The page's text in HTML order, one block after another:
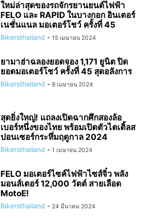
ใหม่ล่าสุดของรถจักรยานยนต์ไฟฟ้า
FELO และ RAPID ในบางกอก อินเตอร์
เนชั่นแนล มอเตอร์โชว์ ครั้งที่ 45
Bikersthailand - 15 เมษายน 2024
ยามาฮ่าฉลองยอดจอง 1,171 ยูนิต ปิด
ยอดมอเตอร์โชว์ ครั้งที่ 45 สุดอลังการ
Bikersthailand - 8 เมษายน 2024
สุดยิ่งใหญ่! แถลงเปิดฉากศึกสองล้อ
เบอร์หนึ่งของไทย พร้อมเปิดตัวไตเติ้ลส
ปอนเซอร์กระหึ่มฤดูกาล 2024
Bikersthailand - 1 เมษายน 2024
FELO มอเตอร์ไซค์ไฟฟ้าไซส์จิ๋ว พลัง
มอนส์เตอร์ 12,000 วัตต์ สายเลือด
MotoE!
Bikersthailand - 24 มีนาคม 2024